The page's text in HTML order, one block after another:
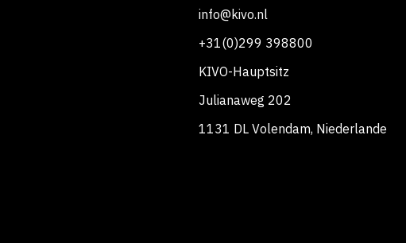
info@kivo.nl
+31(0)299 398800
KIVO-Hauptsitz
Julianaweg 202
1131 DL Volendam, Niederlande